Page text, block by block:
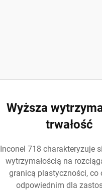
Wyższa
trwałość
Inconel 718 charakteryzuje
wytrzymałością na
granicą plastyczności, co
odpowiednim dla